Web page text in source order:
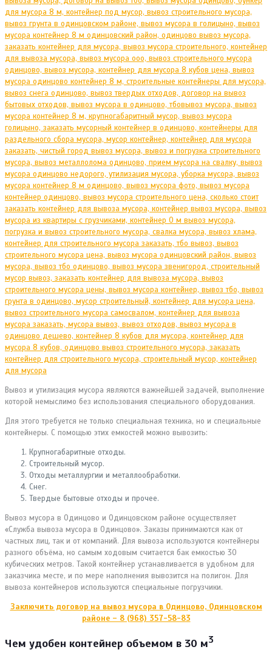
Вывоз и утилизация мусора являются важнейшей задачей, выполнение
которой немыслимо без использования специального оборудования.
Для этого требуется не только специальная техника, но и специальные
контейнеры. С помощью этих емкостей можно вывозить:
Крупногабаритные отходы.
Строительный мусор.
Отходы металлургии и металлообработки.
Снег.
Твердые бытовые отходы и прочее.
Вывоз мусора в Одинцово и Одинцовском районе осуществляет
«Служба вывоза мусора в Одинцово». Заказы принимаются как от
частных лиц, так и от компаний. Для вывоза используются контейнеры
разного объёма, но самым ходовым считается бак емкостью 30
кубических метров. Такой контейнер устанавливается в удобном для
заказчика месте, и по мере наполнения вывозится на полигон. Для
вывоза контейнеров используются специальные погрузчики.
Заключить договор на вывоз мусора в Одинцово, Одинцовском
районе – 8 (968) 357-58-83
Чем удобен контейнер объемом в 30 м3